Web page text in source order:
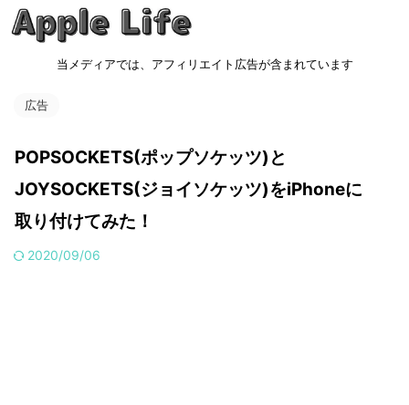
当メディアでは、アフィリエイト広告が含まれています
広告
POPSOCKETS(ポップソケッツ)と
JOYSOCKETS(ジョイソケッツ)をiPhoneに
取り付けてみた！
2020/09/06